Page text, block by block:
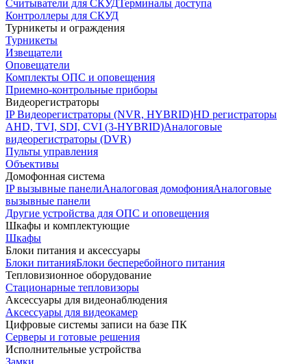
Считыватели для СКУДТерминалы доступа
Контроллеры для СКУД
Турникеты и ограждения
Турникеты
Извещатели
Оповещатели
Комплекты ОПС и оповещения
Приемно-контрольные приборы
Видеорегистраторы
IP Видеорегистраторы (NVR, HYBRID)HD регистраторы
AHD, TVI, SDI, CVI (3-HYBRID)Аналоговые
видеорегистраторы (DVR)
Пульты управления
Объективы
Домофонная система
IP вызывные панелиАналоговая домофонияАналоговые
вызывные панели
Другие устройства для ОПС и оповещения
Шкафы и комплектующие
Шкафы
Блоки питания и аксессуары
Блоки питанияБлоки бесперебойного питания
Тепловизионное оборудование
Стационарные тепловизоры
Аксессуары для видеонаблюдения
Аксессуары для видеокамер
Цифровые системы записи на базе ПК
Серверы и готовые решения
Исполнительные устройства
Замки